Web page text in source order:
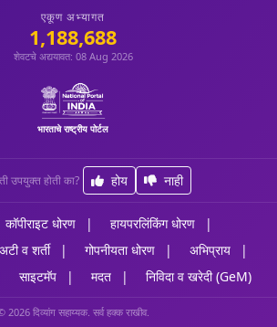
एकूण अभ्यागत
1,188,688
शेवटचे अद्ययावत: 08 Aug 2026
भारताचे राष्ट्रीय पोर्टल
उपयुक्त होती का? होय नाही
कॉपीराइट धोरण
हायपरलिंकिंग धोरण
अटी व शर्ती गोपनीयता धोरण
अभिप्राय
साइटमॅप मदत निविदा व खरेदी (GeM)
2026 दिव्यांग सहाय्यक. सर्व हक्क राखीव.